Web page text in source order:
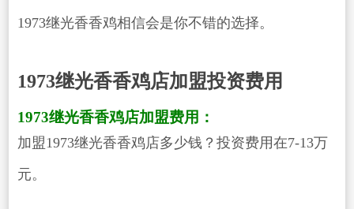
1973继光香香鸡相信会是你不错的选择。
1973继光香香鸡店加盟投资费用
1973继光香香鸡店加盟费用：
加盟1973继光香香鸡店多少钱？投资费用在7-13万
元。